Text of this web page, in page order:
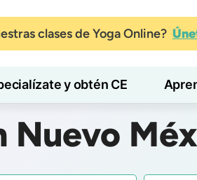
clases de Yoga Online?
y obtén CE
Nuevo